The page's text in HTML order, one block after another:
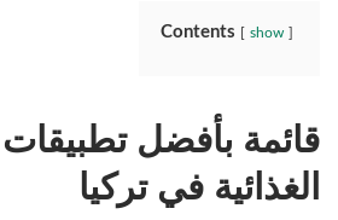
Contents show
قائمة بأفضل
الغذائية في تركيا